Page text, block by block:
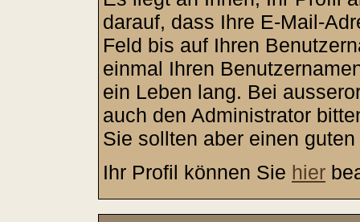
darauf, dass Ihre E-Mail-
Feld bis auf Ihren
einmal Ihren
ein Leben lang. Bei
auch den Administrator
Sie sollten aber einen
Ihr Profil können Sie hier